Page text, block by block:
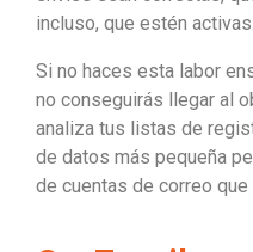
incluso, que estén activas.
Si no haces esta labor
no conseguirás llegar al
analiza tus listas de
de datos más pequeña
de cuentas de correo que